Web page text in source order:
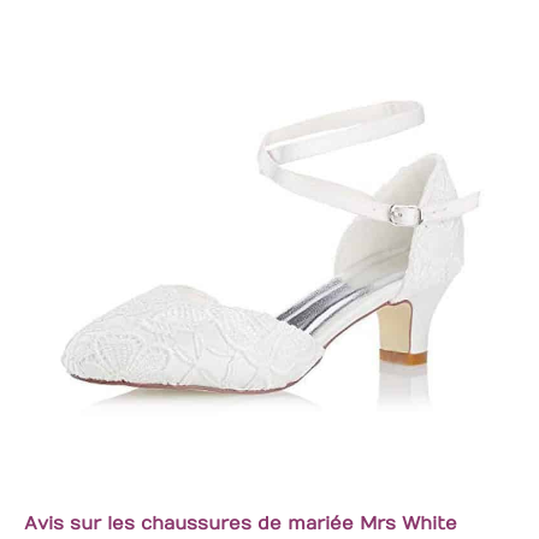
Avis sur les chaussures de mariée Mrs White